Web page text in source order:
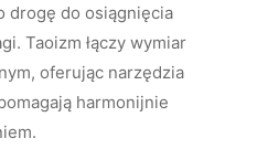
drogę do osiągnięcia
Taoizm łączy wymiar
oferując narzędzia
harmonijnie